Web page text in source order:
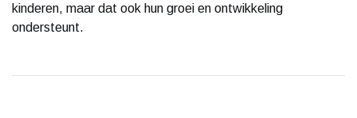
kinderen, maar dat ook hun groei en ontwikkeling
ondersteunt.